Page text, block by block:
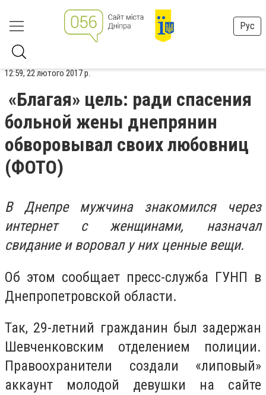
Рус
12:59, 22 лютого 2017 р.
«Благая» цель: ради спасения
больной жены днепрянин
обворовывал своих любовниц
(ФОТО)
В Днепре мужчина знакомился через
интернет с женщинами, назначал
свидание и воровал у них ценные вещи.
Об этом сообщает пресс-служба ГУНП в
Днепропетровской области.
Так, 29-летний гражданин был задержан
Шевченковским отделением полиции.
Правоохранители создали «липовый»
аккаунт молодой девушки на сайте